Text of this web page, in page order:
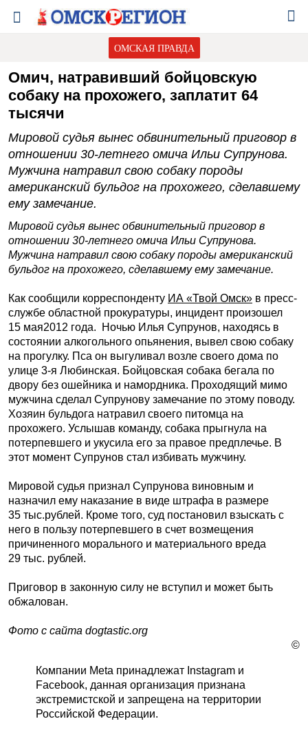
ОМСКАЯ ПРАВДА
Омич, натравивший бойцовскую
собаку на прохожего, заплатит 64
тысячи
Мировой судья вынес обвинительный приговор в
отношении 30-летнего омича Ильи Супрунова.
Мужчина натравил свою собаку породы
американский бульдог на прохожего, сделавшему
ему замечание.
Мировой судья вынес обвинительный приговор в
отношении 30-летнего омича Ильи Супрунова.
Мужчина натравил свою собаку породы американский
бульдог на прохожего, сделавшему ему замечание.
Как сообщили корреспонденту ИА «Твой Омск» в пресс-
службе областной прокуратуры, инцидент произошел
15 мая2012 года. Ночью Илья Супрунов, находясь в
состоянии алкогольного опьянения, вывел свою собаку
на прогулку. Пса он выгуливал возле своего дома по
улице 3-я Любинская. Бойцовская собака бегала по
двору без ошейника и намордника. Проходящий мимо
мужчина сделал Супрунову замечание по этому поводу.
Хозяин бульдога натравил своего питомца на
прохожего. Услышав команду, собака прыгнула на
потерпевшего и укусила его за правое предплечье. В
этот момент Супрунов стал избивать мужчину.
Мировой судья признал Супрунова виновным и
назначил ему наказание в виде штрафа в размере
35 тыс.рублей. Кроме того, суд постановил взыскать с
него в пользу потерпевшего в счет возмещения
причиненного морального и материального вреда
29 тыс. рублей.
Приговор в законную силу не вступил и может быть
обжалован.
Фото с сайта dogtastic.org
©
Компании Meta принадлежат Instagram и
Facebook, данная организация признана
экстремистской и запрещена на территории
Российской Федерации.